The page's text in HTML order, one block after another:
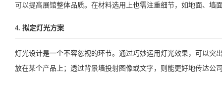
可以提高展馆整体品质。在材料选用上也需注重细节，如地面、
4. 拟定灯光方案
灯光设计是一个不容忽视的环节。通过巧妙运用灯光效果，可以
放在某个产品上；透过背景墙投射图像或文字，则能更好地传达公